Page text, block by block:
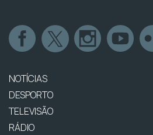
NOTÍCIAS
DESPORTO
TELEVISÃO
RÁDIO